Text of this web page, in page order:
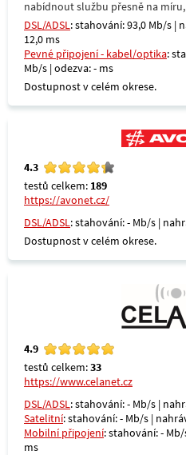
nabídnout službu přesně na míru,
DSL/ADSL: stahování: 93,0 Mb/s |
12,0 ms
Pevné připojení - kabel/optika:
Mb/s | odezva: - ms
Dostupnost v celém okrese.
4.3
testů celkem: 189
https://avonet.cz/
DSL/ADSL: stahování: - Mb/s |
Dostupnost v celém okrese.
4.9
testů celkem:33
https://www.celanet.cz
DSL/ADSL: stahování: - Mb/s |
Satelitní: stahování: - Mb/s |
Mobilní připojení: stahování: -
ms